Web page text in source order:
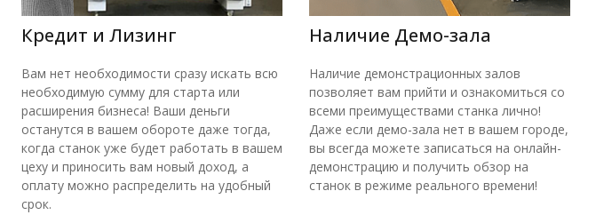
Кредит и Лизинг
Вам нет необходимости сразу искать всю
необходимую сумму для старта или
расширения бизнеса! Ваши деньги
останутся в вашем обороте даже тогда,
когда станок уже будет работать в вашем
цеху и приносить вам новый доход, а
оплату можно распределить на удобный
срок.
Наличие Демо-зала
Наличие демонстрационных залов
позволяет вам прийти и ознакомиться со
всеми преимуществами станка лично!
Даже если демо-зала нет в вашем городе,
вы всегда можете записаться на онлайн-
демонстрацию и получить обзор на
станок в режиме реального времени!